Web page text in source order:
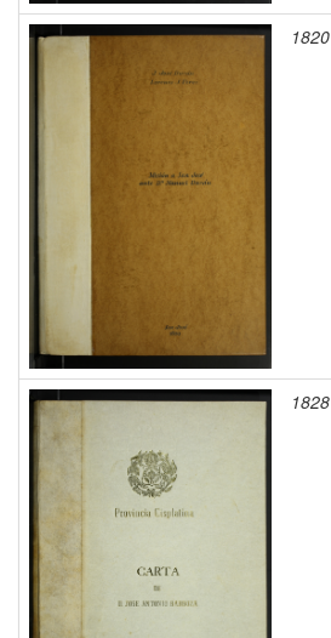
1820
1828